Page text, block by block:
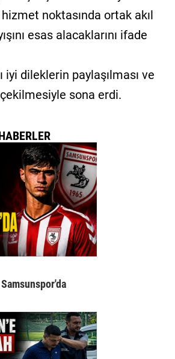
noktasında ortak akıl
esas alacaklarını ifade
iyi dileklerin paylaşılması ve
sona erdi.